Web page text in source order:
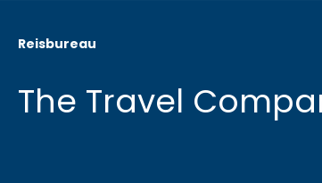
Reisbureau
The Travel